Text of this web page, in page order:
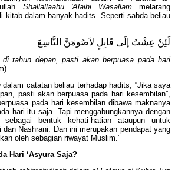
Shallallaahu 'Alaihi Wasallammelarang
kitab dalam banyak hadits. Seperti sabda beliau
لَئِنْ عِشْتُ إلَى قَابِلٍ لاَصُومَنَّ التَّاسِعَ
tahun depan, pasti akan berpuasa pada hari
dalam catatan beliau terhadap hadits, “Jika saya
pasti akan berpuasa pada hari kesembilan”,
pada hari kesembilan dibawa maknanya
hari itu saja. Tapi menggabungkannya dengan
bentuk kehati-hatian ataupun untuk
dan Nashrani. Dan ini merupakan pendapat yang
oleh sebagian riwayat Muslim.”
Hari ‘Asyura Saja?